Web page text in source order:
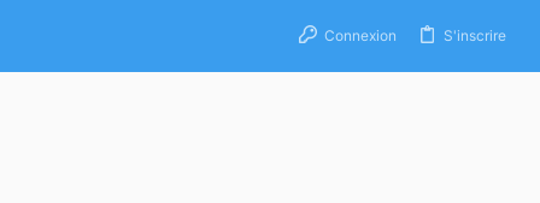
Connexion S'inscrire